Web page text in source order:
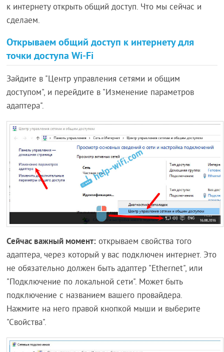
к интернету открыть общий доступ. Что мы сейчас и
сделаем.
Открываем общий доступ к интернету для
точки доступа Wi-Fi
Зайдите в "Центр управления сетями и общим
доступом", и перейдите в "Изменение параметров
адаптера".
Сейчас важный момент: открываем свойства того
адаптера, через который у вас подключен интернет. Это
не обязательно должен быть адаптер "Ethernet", или
"Подключение по локальной сети". Может быть
подключение с названием вашего провайдера.
Нажмите на него правой кнопкой мыши и выберите
"Свойства".